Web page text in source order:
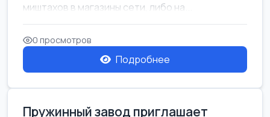
миштахов в магазины сети, либо на...
0 просмотров
Подробнее
Пружинный завод приглашает